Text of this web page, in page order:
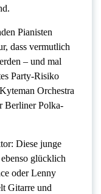
Pianisten
dass vermutlich
– und mal
Party-Risiko
Orchestra
Berliner Polka-
Diese junge
glücklich
oder Lenny
Gitarre und